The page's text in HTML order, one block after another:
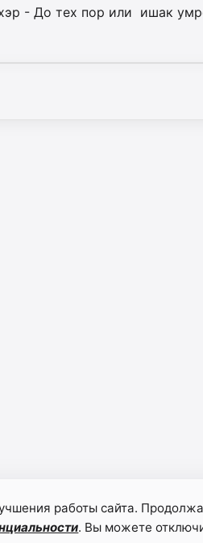
- До тех пор или ишак
работы сайта.
. Вы можете